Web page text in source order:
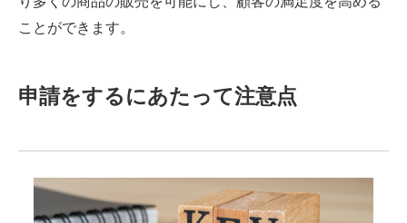
ことができます。
申請をするにあたって注意点